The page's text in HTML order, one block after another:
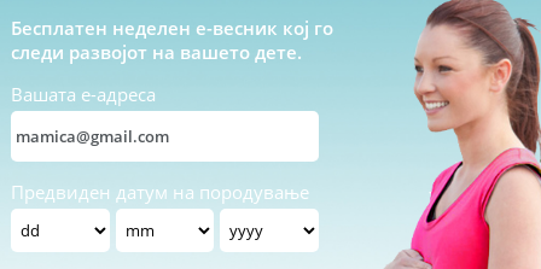
Бесплатен неделен е-весник кој го
следи развојот на вашето дете.
Вашата е-адреса
Предвиден датум на породување